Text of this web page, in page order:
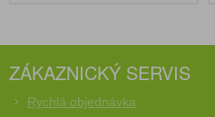
ZÁKAZNICKÝ SERVIS
Rychlá objednávka